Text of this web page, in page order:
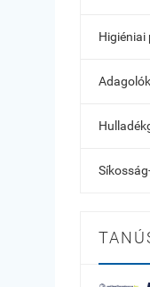
Higiéniai
Adagolók